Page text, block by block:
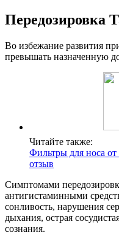
Передозировка
Во избежание развития
превышать назначенную
Читайте также:
Фильтры для носа
отзыв
Симптомами
антигистаминными
сонливость, нарушения
дыхания, острая
сознания.